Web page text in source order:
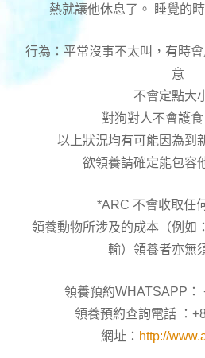
熱就讓他休息了。 睡覺的
行為：平常沒事不太叫，有時
意
不會定點大
對狗對人不會護
以上狀況均有可能因為到
欲領養請確定能包容
*ARC 不會收取任
領養動物所涉及的成本（例如
輸）領養者亦無
領養預約WHATSAPP：
領養預約查詢電話 ：
網址： http://